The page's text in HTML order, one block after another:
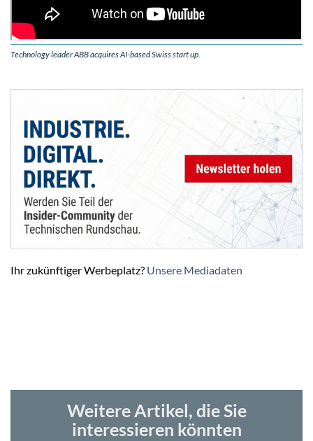
Technology leader ABB acquires AI-based Swiss start up.
Ihr zukünftiger Werbeplatz? Unsere Mediadaten
Weitere Artikel, die Sie
interessieren könnten